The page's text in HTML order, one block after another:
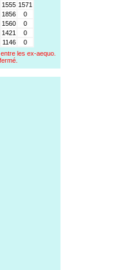
1555 1571
1856
0
1560
0
1421
0
1146
0
les ex-aequo.